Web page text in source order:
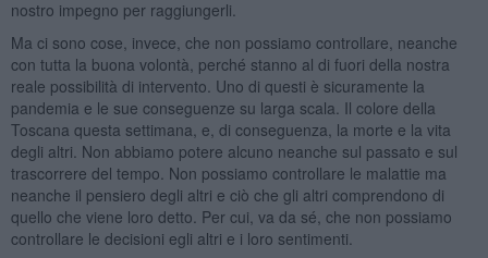
nostro impegno per raggiungerli.
Ma ci sono cose, invece, che non possiamo controllare, neanche
con tutta la buona volontà, perché stanno al di fuori della nostra
reale possibilità di intervento. Uno di questi è sicuramente la
pandemia e le sue conseguenze su larga scala. Il colore della
Toscana questa settimana, e, di conseguenza, la morte e la vita
degli altri. Non abbiamo potere alcuno neanche sul passato e sul
trascorrere del tempo. Non possiamo controllare le malattie ma
neanche il pensiero degli altri e ciò che gli altri comprendono di
quello che viene loro detto. Per cui, va da sé, che non possiamo
controllare le decisioni egli altri e i loro sentimenti.